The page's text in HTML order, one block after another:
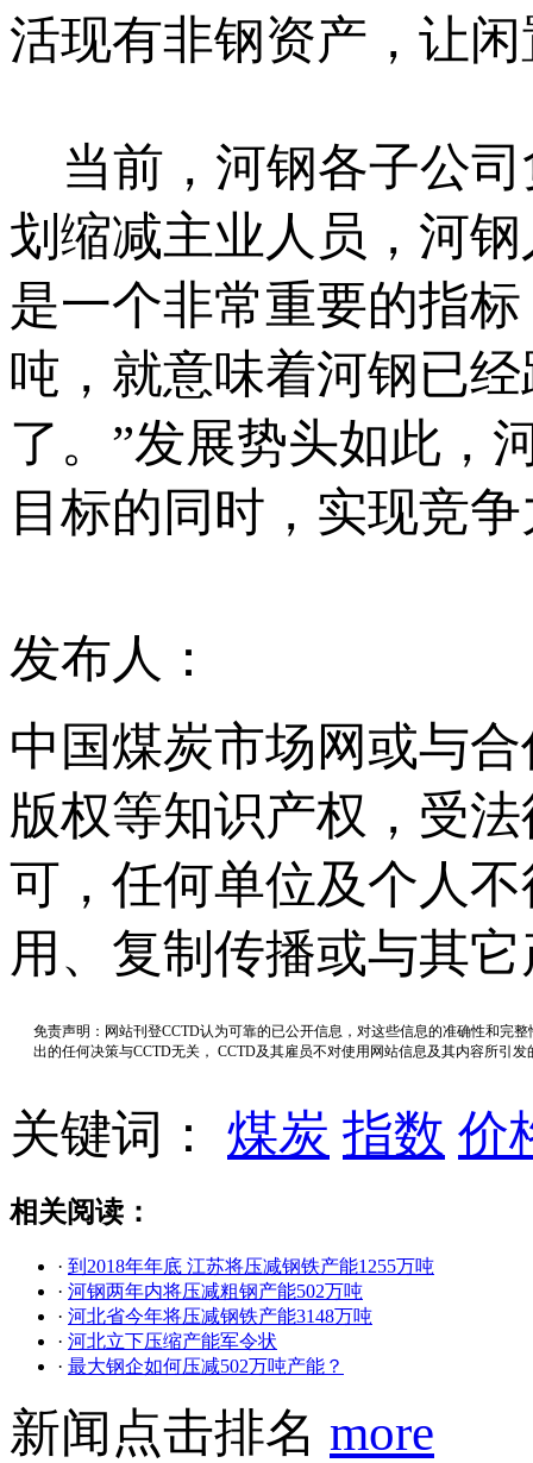
活现有非钢资产，让
当前，河钢各子公司
划缩减主业人员，河
是一个非常重要的指
吨，就意味着河钢已
了。”发展势头如此，
目标的同时，实现竞
发布人：
中国煤炭市场网或与
版权等知识产权，受
可，任何单位及个人
用、复制传播或与其
免责声明：网站刊登CCTD认为可靠的已公开信息，对这些信息的准确性和完
出的任何决策与CCTD无关， CCTD及其雇员不对使用网站信息及其内容所引
关键词： 煤炭 指数 价
相关阅读：
· 到2018年年底 江苏将压减钢铁产能1255万吨
· 河钢两年内将压减粗钢产能502万吨
· 河北省今年将压减钢铁产能3148万吨
· 河北立下压缩产能军令状
· 最大钢企如何压减502万吨产能？
新闻点击排名 more